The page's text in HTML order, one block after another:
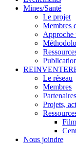
Mines/Santé
Le projet
Membres
Approche
Le réseau
Membres
Partenaires
Projets,
Nous joindre